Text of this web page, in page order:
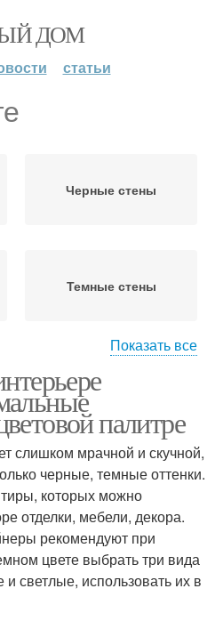
ДОМ
статьи
Черные стены
Темные стены
интерьера
Небольшой стен
Стен в коридоре
Показать все
палитре
слишком мрачной и скучной,
черные, темные оттенки.
которых можно
отделки, мебели, декора.
рекомендуют при
цвете выбрать три вида
светлые, использовать их в